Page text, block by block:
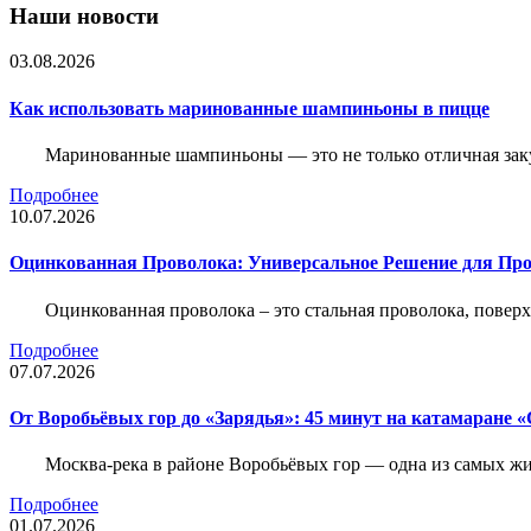
Наши новости
03.08.2026
Как использовать маринованные шампиньоны в пицце
Маринованные шампиньоны — это не только отличная
Подробнее
10.07.2026
Оцинкованная Проволока: Универсальное Решение для
Оцинкованная проволока – это стальная проволока,
Подробнее
07.07.2026
От Воробьёвых гор до «Зарядья»: 45 минут на
Москва-река в районе Воробьёвых гор — одна из самых
Подробнее
01.07.2026